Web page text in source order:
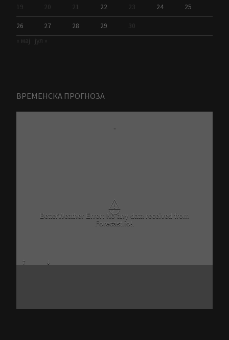
19 20 21 22 23 24 25
26 27 28 29
30
« мај
јул »
ВРЕМЕНСКА ПРОГНОЗА
-
⚠
BetterWeather Error: No any data received from
Forecast.io!.